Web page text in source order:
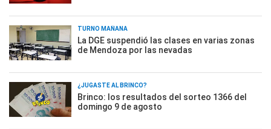
TURNO MAÑANA
La DGE suspendió las clases en varias zonas
de Mendoza por las nevadas
¿JUGASTE AL BRINCO?
Brinco: los resultados del sorteo 1366 del
domingo 9 de agosto